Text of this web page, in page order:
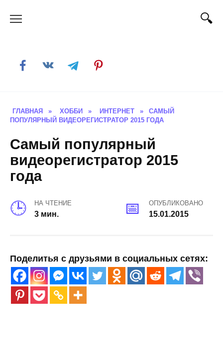
ГЛАВНАЯ » ХОББИ » ИНТЕРНЕТ »
САМЫЙ
ПОПУЛЯРНЫЙ ВИДЕОРЕГИСТРАТОР 2015 ГОДА
Самый популярный
видеорегистратор 2015
года
НА ЧТЕНИЕ
3 мин.
ОПУБЛИКОВАНО
15.01.2015
Поделитья с друзьями в социальных сетях: